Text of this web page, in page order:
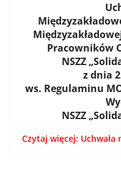
Pracowników
NSZZ
z dnia
ws. Regulaminu
NSZZ
Czytaj więcej: Uchwała